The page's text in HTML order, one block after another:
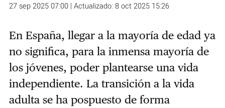
27 sep 2025 07:00 | Actualizado: 8 oct 2025 15:26
En España, llegar a la mayoría de edad ya
no significa, para la inmensa mayoría de
los jóvenes, poder plantearse una vida
independiente. La transición a la vida
adulta se ha pospuesto de forma